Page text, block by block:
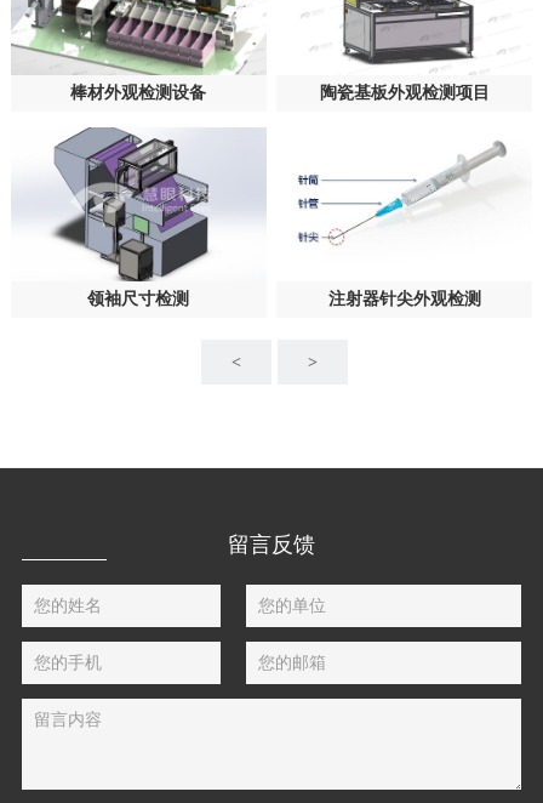
棒材外观检测设备 陶瓷基板外观检测项目
领袖尺寸检测 注射器针尖外观检测
< >
留言反馈
您的姓名 您的单位
您的手机 您的邮箱
留言内容